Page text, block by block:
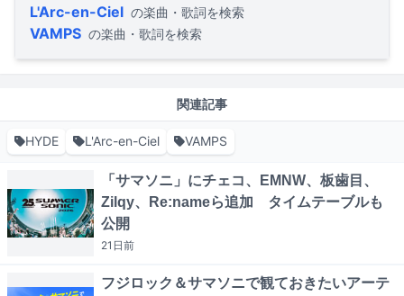
L'Arc-en-Ciel の楽曲・歌詞を検索
VAMPS の楽曲・歌詞を検索
関連記事
HYDE L'Arc-en-Ciel VAMPS
「サマソニ」にチェコ、EMNW、板歯目、
Zilqy、Re:nameら追加 タイムテーブルも
公開
21日前
フジロック＆サマソニで観ておきたいアーテ